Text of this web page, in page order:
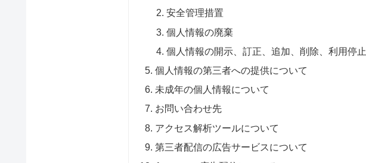
安全管理措置
個人情報の廃棄
個人情報の開示、訂正、追加、削除、利用停止
個人情報の第三者への提供について
未成年の個人情報について
お問い合わせ先
アクセス解析ツールについて
第三者配信の広告サービスについて